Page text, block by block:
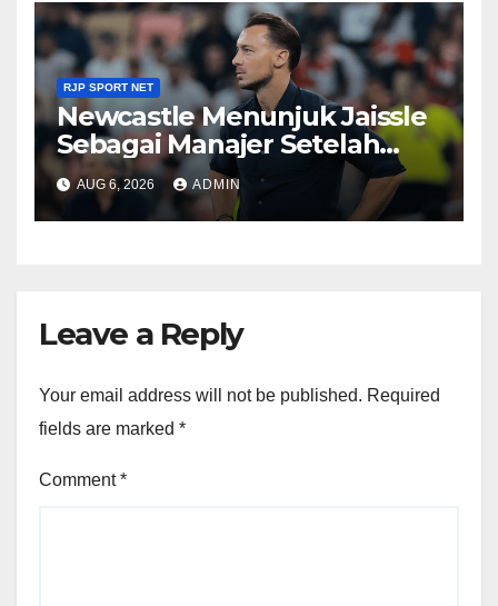
RJP SPORT NET
Newcastle Menunjuk Jaissle
Sebagai Manajer Setelah
Kepergian Howe
AUG 6, 2026 ADMIN
Leave a Reply
Your email address will not be published. Required
fields are marked *
Comment*